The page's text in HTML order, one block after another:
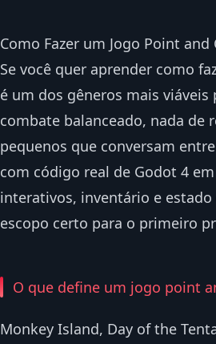
Como Fazer um Jogo Point
Se você quer aprender como
é um dos gêneros mais
combate balanceado, nada de
pequenos que conversam
com código real de Godot 4
interativos, inventário e
escopo certo para o primeiro
O que define um jogo point
Monkey Island, Day of the